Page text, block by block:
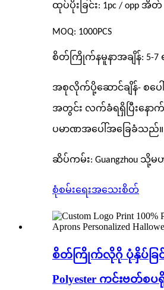
ထုပ်ပိုးခြင်း: 1pc / opp အိတ်
MOQ: 1000PCS
စိတ်ကြိုက်နမူနာအချိန်: 5-7
အစုလိုက်ပို့ဆောင်ချိန်- စပေါ်
အတွင်း လက်ခံရရှိပြီးနေ
ပမာဏအပေါ်အခြေခံသည်။
ဆိပ်ကမ်း: Guangzhou သို့မ
စုံစမ်းရေးအသေးစိတ်
စိတ်ကြိုက်လိုဂို ပုံနှိပ်ခြင်
Polyester ကင်းဗတ်စပရို